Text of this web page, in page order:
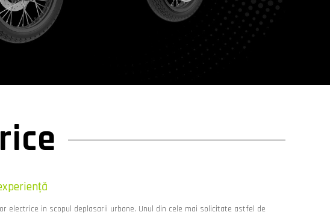
electrice in scopul deplasarii urbane. Unul din cele mai solicitate astfel de